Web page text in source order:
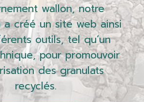
wallon, notre
créé un site web ainsi
outils, tel qu’un
pour promouvoir
des granulats
recyclés.